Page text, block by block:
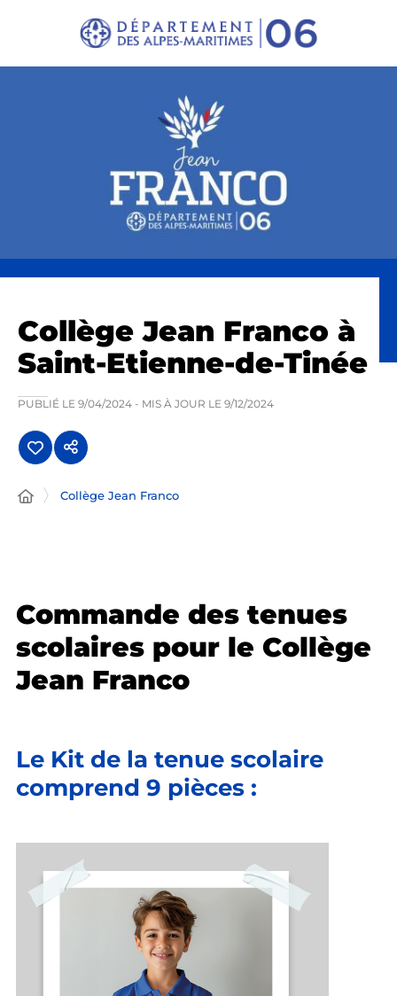
Collège Jean Franco à
Saint-Etienne-de-Tinée
PUBLIÉ LE 9/04/2024 - MIS À JOUR LE 9/12/2024
Collège Jean Franco
Commande des tenues
scolaires pour le Collège
Jean Franco
Le Kit de la tenue scolaire
comprend 9 pièces :